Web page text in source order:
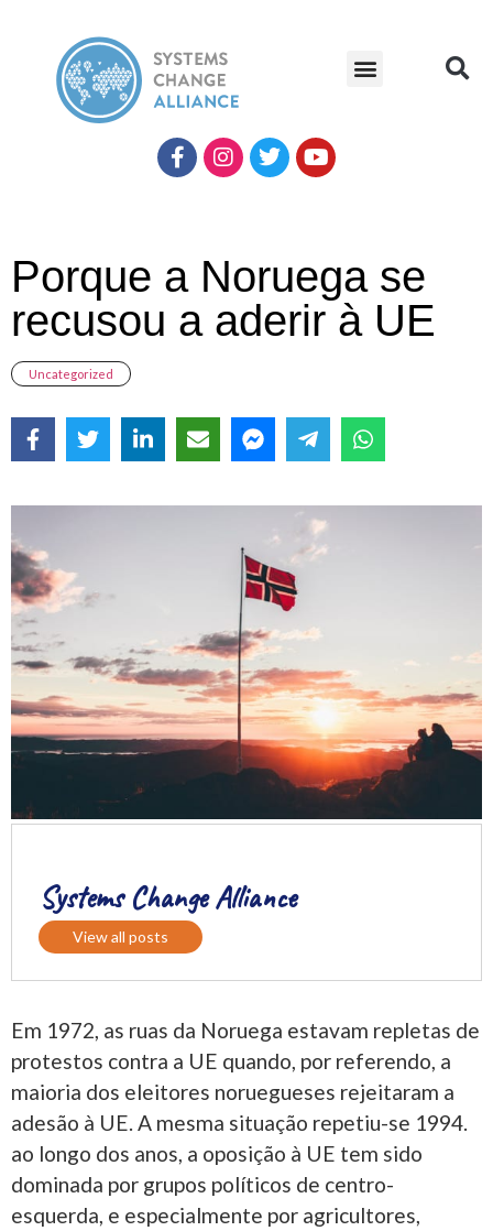
Porque a Noruega se
recusou a aderir à UE
Uncategorized
Systems Change Alliance
View all posts
Em 1972, as ruas da Noruega estavam repletas de
protestos contra a UE quando, por referendo, a
maioria dos eleitores noruegueses rejeitaram a
adesão à UE. A mesma situação repetiu-se 1994.
ao longo dos anos, a oposição à UE tem sido
dominada por grupos políticos de centro-
esquerda, e especialmente por agricultores,